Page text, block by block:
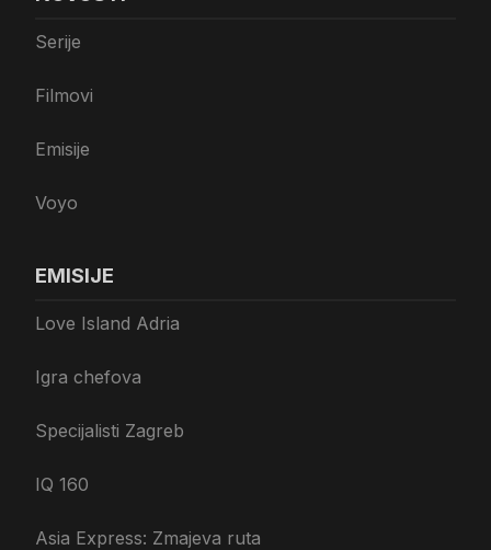
Serije
Filmovi
Emisije
Voyo
EMISIJE
Love Island Adria
Igra chefova
Specijalisti Zagreb
IQ 160
Asia Express: Zmajeva ruta